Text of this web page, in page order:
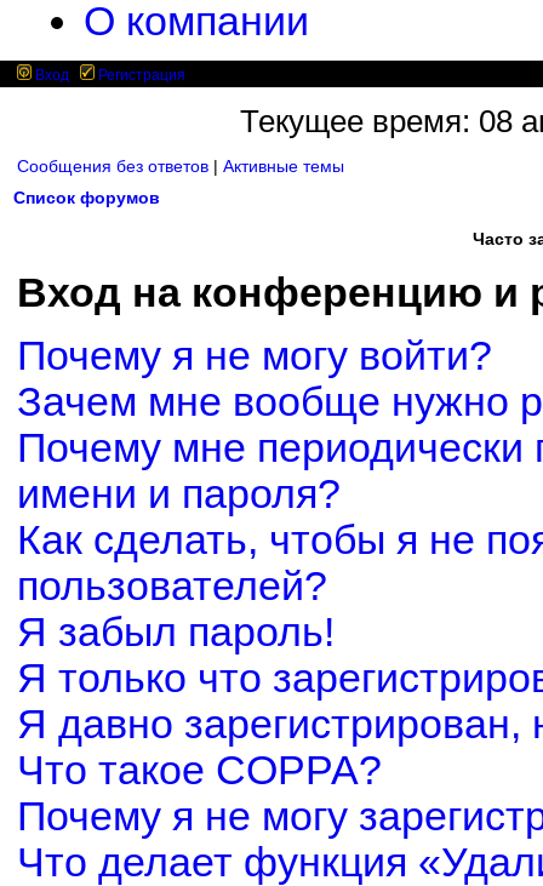
О компании
Вход Регистрация
Текущее время: 08
Сообщения без ответов | Активные темы
Список форумов
Часто
Вход на конференцию и
Почему я не могу войти?
Зачем мне вообще нужно
Почему мне периодически
имени и пароля?
Как сделать, чтобы я не
пользователей?
Я забыл пароль!
Я только что
Я давно
Что такое COPPA?
Почему я не могу
Что делает функция